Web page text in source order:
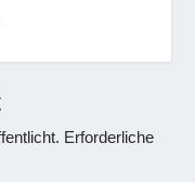
Erforderliche